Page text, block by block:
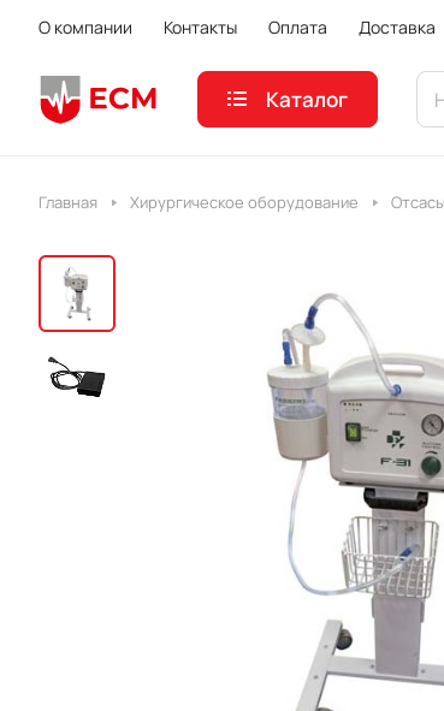
О компании Контакты Оплата Доставка
Каталог
Главная Хирургическое оборудование